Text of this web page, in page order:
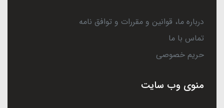
درباره ما، قوانین و مقررات و توافق نامه
تماس با ما
حریم خصوصی
منوی وب سایت